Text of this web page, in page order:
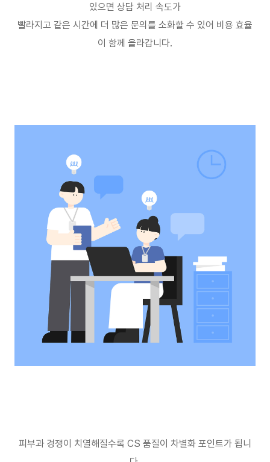
있으면 상담 처리 속도가
빨라지고 같은 시간에 더 많은 문의를 소화할 수 있어 비용 효율
이 함께 올라갑니다.
피부과 경쟁이 치열해질수록 CS 품질이 차별화 포인트가 됩니